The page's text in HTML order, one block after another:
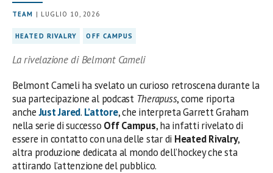
TEAM | LUGLIO 10, 2026
HEATED RIVALRY OFF CAMPUS
La rivelazione di Belmont Cameli
Belmont Cameli ha svelato un curioso retroscena durante la
sua partecipazione al podcast Therapuss, come riporta
ancheJust Jared. L’attore, che interpreta Garrett Graham
nella serie di successo Off Campus, ha infatti rivelato di
essere in contatto con una delle star di Heated Rivalry,
altra produzione dedicata al mondo dell’hockey che sta
attirando l’attenzione del pubblico.